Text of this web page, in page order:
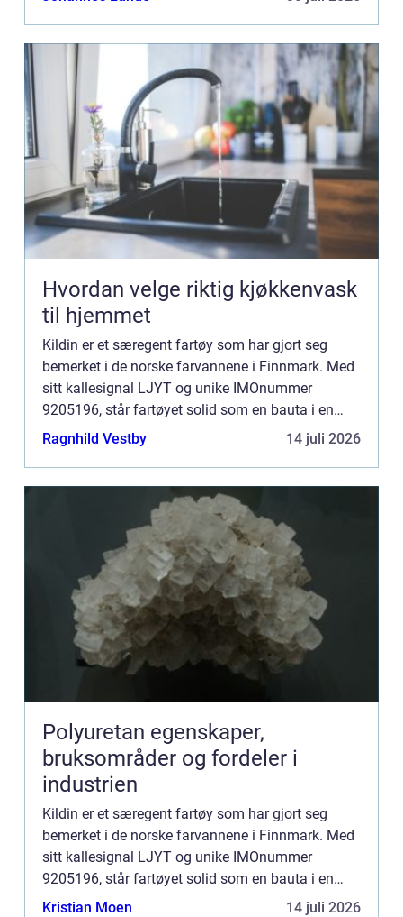
Hvordan velge riktig kjøkkenvask
til hjemmet
Kildin er et særegent fartøy som har gjort seg
bemerket i de norske farvannene i Finnmark. Med
sitt kallesignal LJYT og unike IMOnummer
9205196, står fartøyet solid som en bauta i en
region hvor sjømatnæringen b...
Ragnhild Vestby 14 juli 2026
Polyuretan egenskaper,
bruksområder og fordeler i
industrien
Kildin er et særegent fartøy som har gjort seg
bemerket i de norske farvannene i Finnmark. Med
sitt kallesignal LJYT og unike IMOnummer
9205196, står fartøyet solid som en bauta i en
region hvor sjømatnæringen b...
Kristian Moen 14 juli 2026